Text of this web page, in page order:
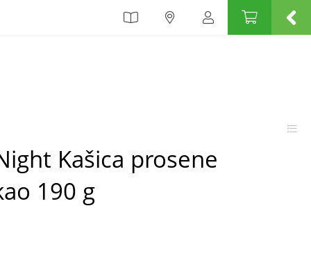
Kašica prosene
190 g